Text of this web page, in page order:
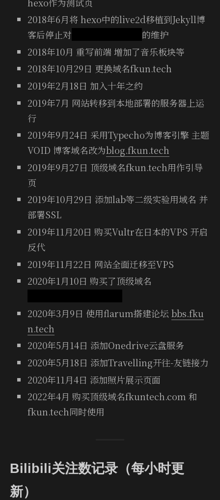
2018年6月将 hexo中的live2d移植到Jekyll博
客后停止对
的维护
2018年10月 重写前端 增加了音乐板块等
2018年10月29日 更换域名fkun.tech
2019年2月18日 加入十年之约
2019年7月 网站转移到本地部署的服务器上运
行
2019年9月24日 采用Typecho为博客引擎 主题
VOID 博客域名改为blog.fkun.tech
2019年9月27日 顶级域名fkun.tech用作引导
页
2019年10月29日 添加lab等二级实验用域名 并
部署SSL
2019年11月20日 购买Vultr在日本的VPS 开启
反代
2019年11月22日 网站全面迁移至VPS
2020年1月10日 购买了顶级域名
2020年3月9日 使用flarum搭建论坛 bbs.fku
n.tech
2020年5月14日 添加Onedrive云盘服务
2020年5月18日 添加Travelling开往-友链接力
2020年11月4日 添加照片展示页面
2022年4月 购买顶级域名fkuntech.com 和
fkun.tech同时使用
Bilibili关注数记录（每小时更
新）